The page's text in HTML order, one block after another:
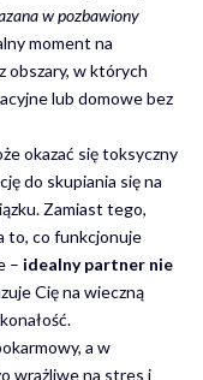
w pozbawiony
moment na
obszary, w których
lub domowe bez
okazać się toksyczny
do skupiania się na
Zamiast tego,
to, co funkcjonuje
– idealny partner nie
Cię na wieczną
a w
wrażliwe na stres i